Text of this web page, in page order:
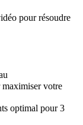
pour résoudre
votre
optimal pour 3